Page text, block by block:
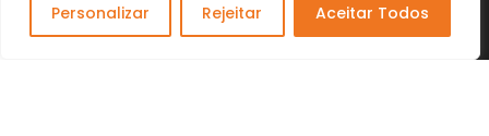
Personalizar Rejeitar Aceitar Todos